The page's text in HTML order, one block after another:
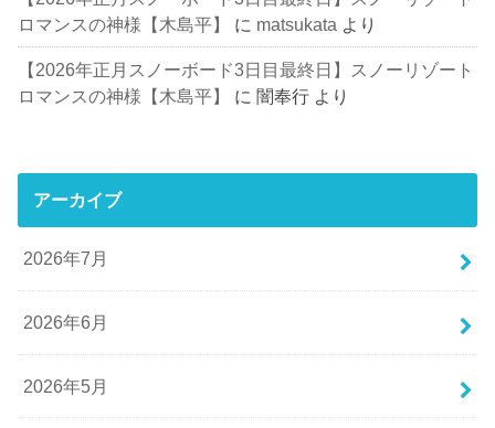
ロマンスの神様【木島平】
に matsukata より
【2026年正月スノーボード3日目最終日】スノーリゾート
ロマンスの神様【木島平】
に闇奉行 より
アーカイブ
2026年7月
2026年6月
2026年5月